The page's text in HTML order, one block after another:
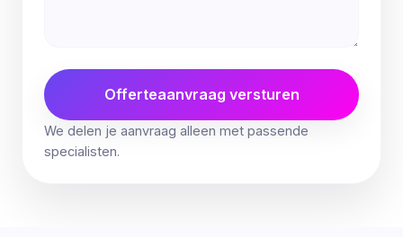
Offerteaanvraag versturen
We delen je aanvraag alleen met passende
specialisten.